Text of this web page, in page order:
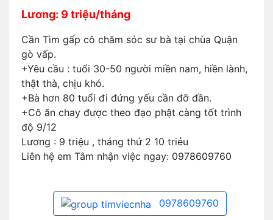
Lương: 9 triệu/tháng
Cần Tìm gấp cô chăm sóc sư bà tại chùa Quận
gò vấp.
+Yêu cầu : tuổi 30-50 người miền nam, hiền lành,
thật thà, chịu khó.
+Bà hơn 80 tuổi đi đứng yếu cần đỡ đần.
+Cô ăn chay được theo đạo phật càng tốt trình
độ 9/12
Lương : 9 triệu , tháng thứ 2 10 triẻu
Liên hệ em Tâm nhận việc ngay: 0978609760
0978609760